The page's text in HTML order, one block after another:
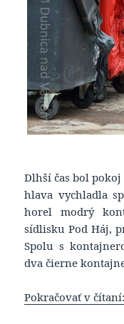
Dlhší čas bol
hlava vychladla
horel modrý
sídlisku Pod Háj,
Spolu s
dva čierne
Pokračovať v čítaní: